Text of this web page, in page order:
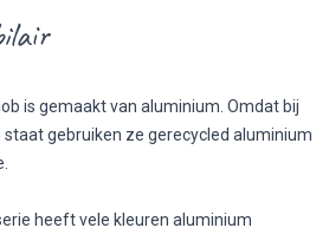
is gemaakt van aluminium. Omdat bij
staat gebruiken ze gerecycled aluminium
heeft vele kleuren aluminium